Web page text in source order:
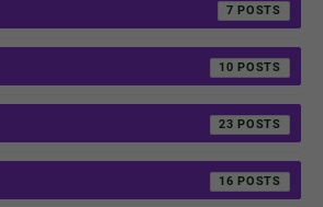
7
10
23
16